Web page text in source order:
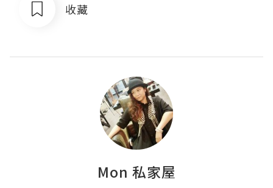
收藏
Mon 私家屋